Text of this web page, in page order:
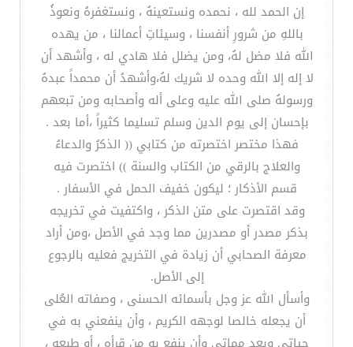
إن الحمد لله ، نحمده ونستعينهُ ، ونستغفرهُ ونعوذُ
باللهِ من شرورِ أنفسنا ، وسيئاتِ أعمالنا ، من يهده
الله فلا مضل لهُ، ومن يضلل فلا هادي له ، وأشهد أن
لا إله إلا الله وحده لا شريك لهُ،وأشهدُ أن محمداً عبدهُ
ورسولهُ صلى الله عليه وعلى أله وأصحابه ومن تبعهم
بإحسان إلى يوم الدين وسلم تسليما كثيراً ،أما بعد .
فهذا مختصر اختصرته من كتابي (( الذكرُ والدعاءُ
والعلاج بالرقي من الكتاب والسنة )) اختصرت فيه
قسم الأذكار ؛ ليكون خفيف الحمل في الأسفار .
وقد اقتصرت على متن الذكر ، واكتفيت في تخريجه
بذكر مصدر أو مصدرين مما وجد في الأصل ،ومن أراد
معرفة الصحابي أن زيادة في التخريج فعليه بالرجوع
إلى الأصل.
وأسأل الله عز وجل بأسمائه الحسنى ، وصفاته العُلى
أن يجعله خالصا لوجهه الكريم ، وأن ينفعني به في